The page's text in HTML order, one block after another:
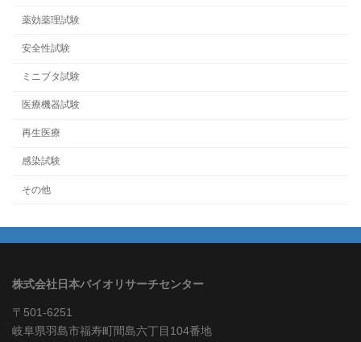
薬効薬理試験
安全性試験
ミニブタ試験
医療機器試験
再生医療
感染試験
その他
株式会社日本バイオリサーチセンター
〒501-6251
岐阜県羽島市福寿町間島六丁目104番地